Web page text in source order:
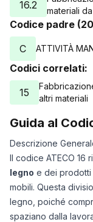
18/06/2025
19/06/2025
20/06/2025
21/06/2025
22/06/2025
22/10/2025
25/11/2025
29/12/2025
07/03/2026
10/04/2026
14/05/2026
17/06/2026
21/07/2026
16.2
materiali
Codice padre
C
ATTIVITÀ
Codici correlati:
15
altri materiali
Guida al
Descrizione
Il codice ATECO 16
legno e dei prodotti
mobili. Questa
legno, poiché
spaziano dalla